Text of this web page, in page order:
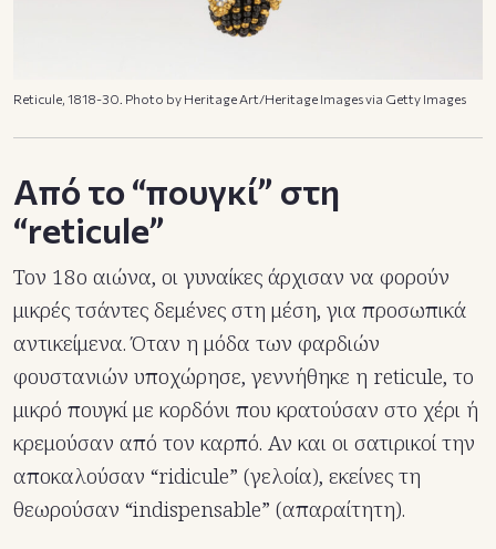
Reticule, 1818-30. Photo by Heritage Art/Heritage Images via Getty Images
Από το “πουγκί” στη
“reticule”
Τον 18ο αιώνα, οι γυναίκες άρχισαν να φορούν
μικρές τσάντες δεμένες στη μέση, για προσωπικά
αντικείμενα. Όταν η μόδα των φαρδιών
φουστανιών υποχώρησε, γεννήθηκε η reticule, το
μικρό πουγκί με κορδόνι που κρατούσαν στο χέρι ή
κρεμούσαν από τον καρπό. Αν και οι σατιρικοί την
αποκαλούσαν “ridicule” (γελοία), εκείνες τη
θεωρούσαν “indispensable” (απαραίτητη).